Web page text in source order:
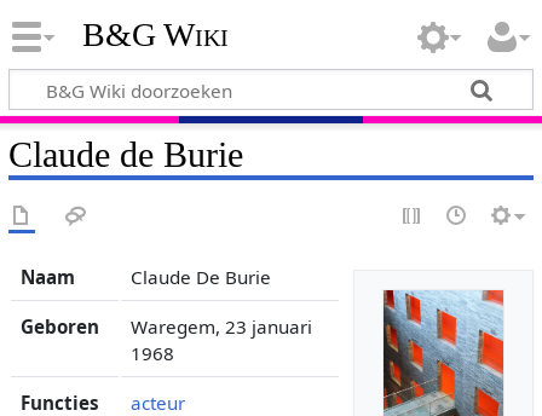
B&G Wiki
Claude de Burie
Naam Claude De Burie
Geboren
Waregem, 23 januari
1968
Functies acteur